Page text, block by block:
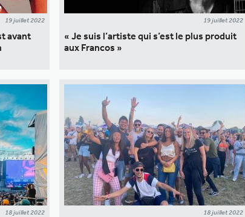
19 juillet 2022
avant
19 juillet 2022
« Je suis l’artiste qui s’est le plus produit
aux Francos »
18 juillet 2022 18 juillet 2022